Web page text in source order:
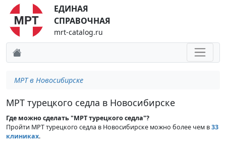
ЕДИНАЯ
СПРАВОЧНАЯ
mrt-catalog.ru
МРТ в Новосибирске
МРТ турецкого седла в Новосибирске
Где можно сделать "МРТ турецкого седла"?
Пройти МРТ турецкого седла в Новосибирске можно более чем в33
клиниках.